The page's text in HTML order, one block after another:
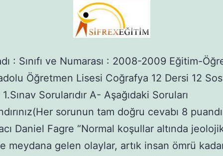
: Sınıfı ve Numarası : 2008-2009 Eğitim-
Öğretmen Lisesi Coğrafya 12 Dersi 12
Sorularıdır A- Aşağıdaki Soruları
sorunun tam doğru cevabı 8
Daniel Fagre “Normal koşullar altında
meydana gelen olaylar, artık insan ömrü